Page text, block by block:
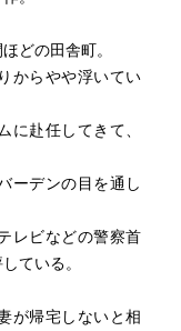
どの田舎町。
からやや浮いてい
に赴任してきて、
ーデンの目を通し
レビなどの警察首
ている。
が帰宅しないと相